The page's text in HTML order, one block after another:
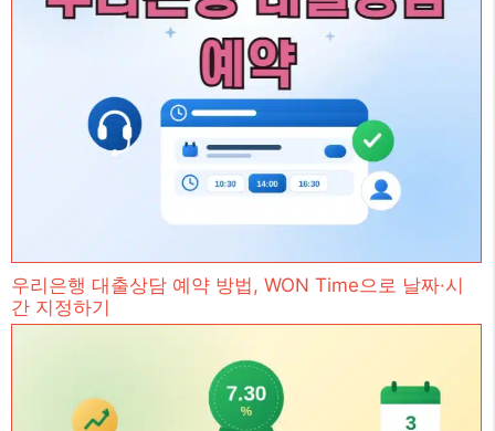
우리은행 대출상담 예약 방법, WON Time으로 날짜·시
간 지정하기